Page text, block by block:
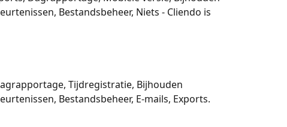
Bestandsbeheer, Niets - Cliendo is
Tijdregistratie, Bijhouden
Bestandsbeheer, E-mails, Exports.